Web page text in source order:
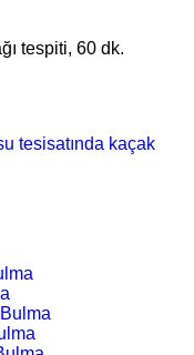
tespiti, 60 dk.
tesisatında kaçak